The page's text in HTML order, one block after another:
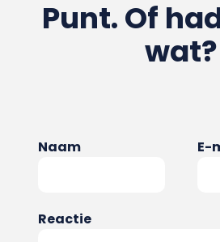
Punt. Of
wat?
Naam E-
Reactie